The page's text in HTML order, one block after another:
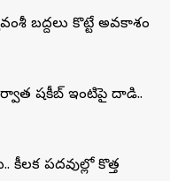
బద్దలు కొట్టే అవకాశం
షకీబ్‌ ఇంటిపై దాడి..
పదవుల్లో కొత్త